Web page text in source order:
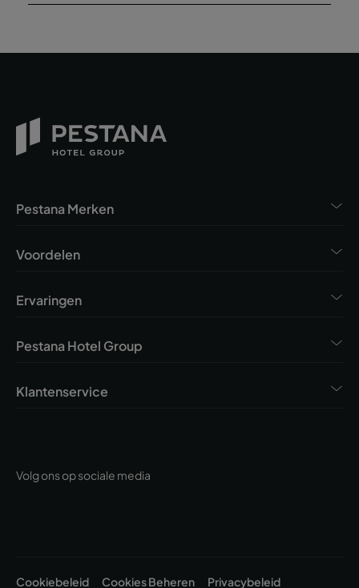
Volg ons op sociale media
Pestana Merken
Voordelen
Ervaringen
Pestana Hotel Group
Klantenservice
Cookiebeleid Cookies Beheren Privacybeleid